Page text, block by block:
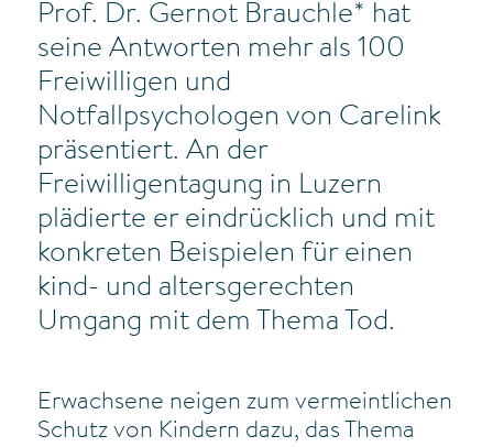
Prof. Dr. Gernot Brauchle* hat
seine Antworten mehr als 100
Freiwilligen und
Notfallpsychologen von Carelink
präsentiert. An der
Freiwilligentagung in Luzern
plädierte er eindrücklich und mit
konkreten Beispielen für einen
kind- und altersgerechten
Umgang mit dem Thema Tod.
Erwachsene neigen zum vermeintlichen
Schutz von Kindern dazu, das Thema